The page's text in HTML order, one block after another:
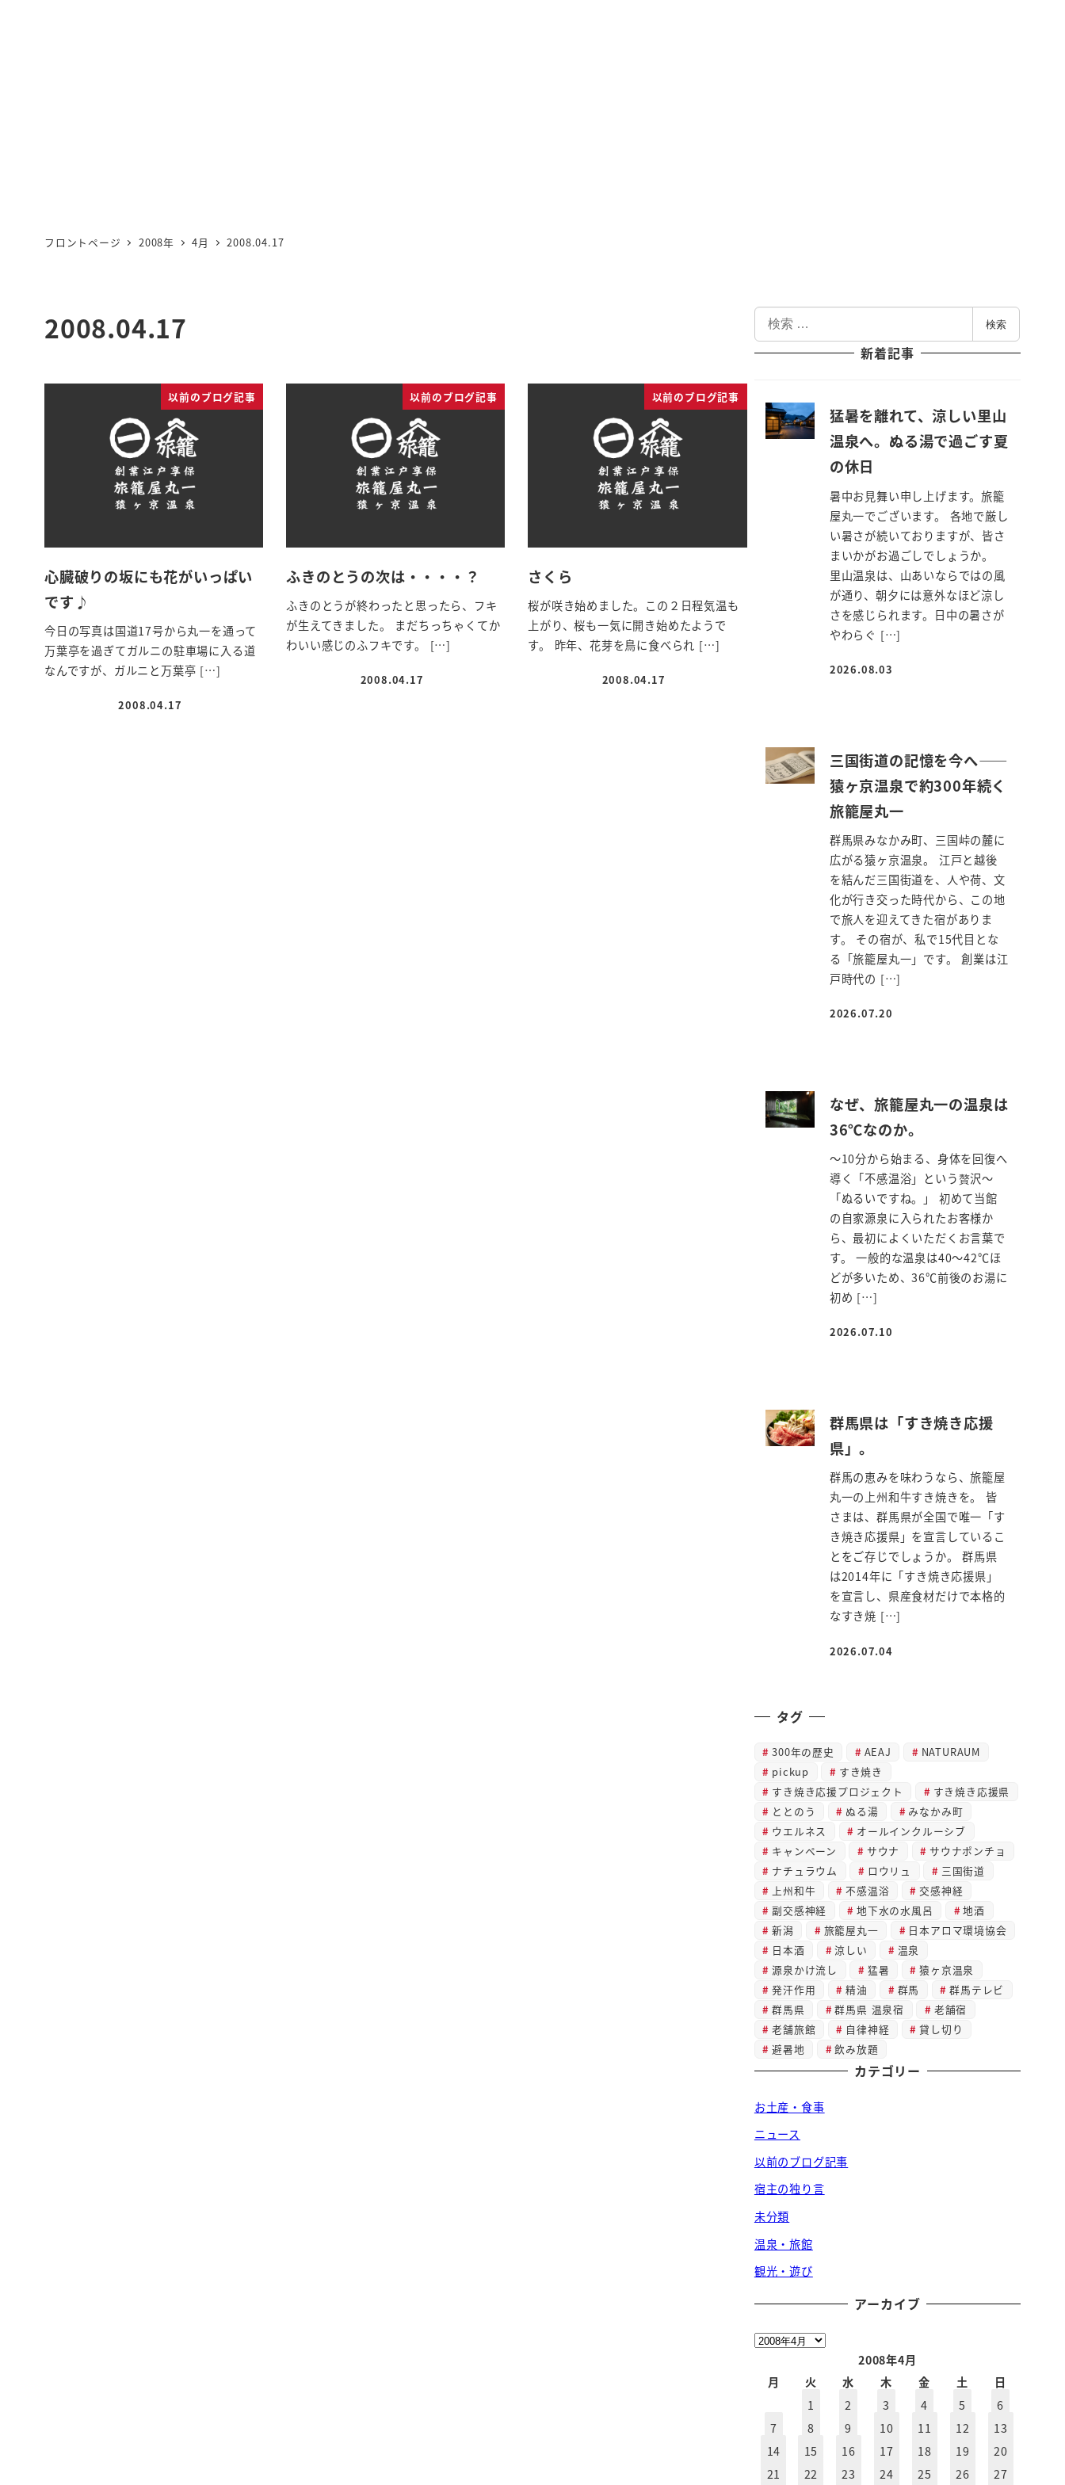
フロントページ 2008年 4月 2008.04.17
2008.04.17
以前のブログ記事
心臓破りの坂にも花がいっぱい
です♪
今日の写真は国道17号から丸一を通って
万葉亭を過ぎてガルニの駐車場に入る道
なんですが、ガルニと万葉亭 […]
投稿日
2008.04.17
以前のブログ記事
ふきのとうの次は・・・・？
ふきのとうが終わったと思ったら、フキ
が生えてきました。 まだちっちゃくてか
わいい感じのふフキです。 […]
投稿日
2008.04.17
以前のブログ記事
さくら
桜が咲き始めました。この２日程気温も
上がり、桜も一気に開き始めたようで
す。 昨年、花芽を鳥に食べられ […]
投稿日
2008.04.17
索
検索
新着記事
猛暑を離れて、涼しい里山
温泉へ。ぬる湯で過ごす夏
の休日
暑中お見舞い申し上げます。旅籠
屋丸一でございます。 各地で厳し
い暑さが続いておりますが、皆さ
まいかがお過ごしでしょうか。
里山温泉は、山あいならではの風
が通り、朝夕には意外なほど涼し
さを感じられます。日中の暑さが
やわらぐ […]
投稿日
2026.08.03
三国街道の記憶を今へ――
猿ヶ京温泉で約300年続く
旅籠屋丸一
群馬県みなかみ町、三国峠の麓に
広がる猿ヶ京温泉。 江戸と越後
を結んだ三国街道を、人や荷、文
化が行き交った時代から、この地
で旅人を迎えてきた宿がありま
す。 その宿が、私で15代目とな
る「旅籠屋丸一」です。 創業は江
戸時代の […]
投稿日
2026.07.20
なぜ、旅籠屋丸一の温泉は
36℃なのか。
～10分から始まる、身体を回復へ
導く「不感温浴」という贅沢～
「ぬるいですね。」 初めて当館
の自家源泉に入られたお客様か
ら、最初によくいただくお言葉で
す。 一般的な温泉は40～42℃ほ
どが多いため、36℃前後のお湯に
初め […]
投稿日
2026.07.10
群馬県は「すき焼き応援
県」。
群馬の恵みを味わうなら、旅籠屋
丸一の上州和牛すき焼きを。 皆
さまは、群馬県が全国で唯一「す
き焼き応援県」を宣言しているこ
とをご存じでしょうか。 群馬県
は2014年に「すき焼き応援県」
を宣言し、県産食材だけで本格的
なすき焼 […]
投稿日
2026.07.04
タグ
300年の歴史 AEAJ
NATURAUM
pickup
すき焼き
すき焼き応援プロジェクト
すき焼き応援県
ととのう
ぬる湯
みなかみ町
ウエルネス
オールインクルーシブ
キャンペーン
サウナ
サウナポンチョ
ナチュラウム
ロウリュ
三国街道
上州和牛
不感温浴
交感神経
副交感神経
地下水の水風呂
地酒
新潟
旅籠屋丸一
日本アロマ環境協会
日本酒
涼しい
温泉
源泉かけ流し
猛暑
猿ヶ京温泉
発汗作用
精油 群馬
群馬テレビ
群馬県
群馬県 温泉宿
老舗宿
老舗旅館
自律神経
貸し切り
避暑地
飲み放題
カテゴリー
お土産・食事
ニュース
以前のブログ記事
宿主の独り言
未分類
温泉・旅館
観光・遊び
アーカイブ
ア
2008年4月
月
火 水 木 金 土
日
1
2 3 4 5
6
7
8 9 10 11 12
13
14
15 16 17 18 19
20
21
22 23 24 25 26 27